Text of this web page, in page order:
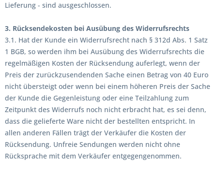
Lieferung - sind ausgeschlossen.
3. Rücksendekosten bei Ausübung des Widerrufsrechts
3.1. Hat der Kunde ein Widerrufsrecht nach § 312d Abs. 1 Satz
1 BGB, so werden ihm bei Ausübung des Widerrufsrechts die
regelmäßigen Kosten der Rücksendung auferlegt, wenn der
Preis der zurückzusendenden Sache einen Betrag von 40 Euro
nicht übersteigt oder wenn bei einem höheren Preis der Sache
der Kunde die Gegenleistung oder eine Teilzahlung zum
Zeitpunkt des Widerrufs noch nicht erbracht hat, es sei denn,
dass die gelieferte Ware nicht der bestellten entspricht. In
allen anderen Fällen trägt der Verkäufer die Kosten der
Rücksendung. Unfreie Sendungen werden nicht ohne
Rücksprache mit dem Verkäufer entgegengenommen.